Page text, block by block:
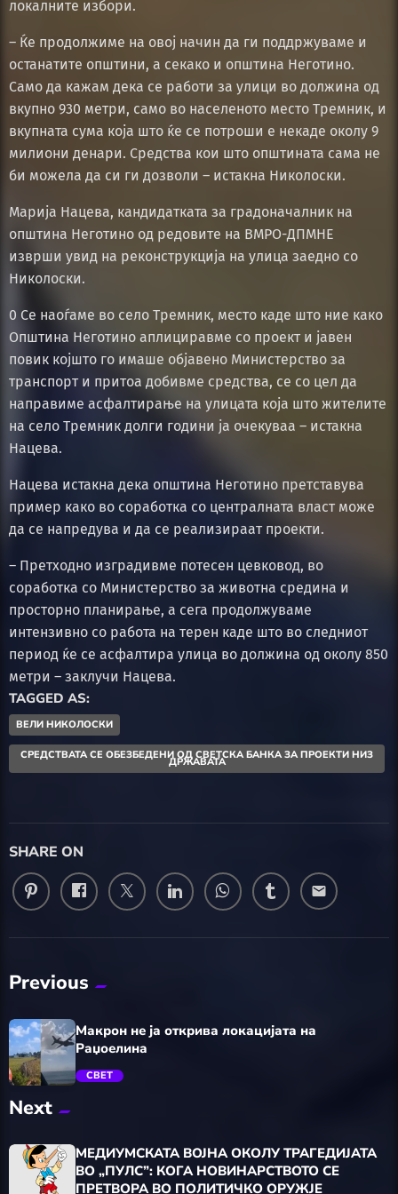
локалните избори.
– Ќе продолжиме на овој начин да ги поддржуваме и
останатите општини, а секако и општина Неготино.
Само да кажам дека се работи за улици во должина од
вкупно 930 метри, само во населеното место Тремник, и
вкупната сума која што ќе се потроши е некаде околу 9
милиони денари. Средства кои што општината сама не
би можела да си ги дозволи – истакна Николоски.
Марија Нацева, кандидатката за градоначалник на
општина Неготино од редовите на ВМРО-ДПМНЕ
изврши увид на реконструкција на улица заедно со
Николоски.
0 Се наоѓаме во село Тремник, место каде што ние како
Општина Неготино аплициравме со проект и јавен
повик којшто го имаше објавено Министерство за
транспорт и притоа добивме средства, се со цел да
направиме асфалтирање на улицата која што жителите
на село Тремник долги години ја очекуваа – истакна
Нацева.
Нацева истакна дека општина Неготино претставува
пример како во соработка со централната власт може
да се напредува и да се реализираат проекти.
– Претходно изградивме потесен цевковод, во
соработка со Министерство за животна средина и
просторно планирање, а сега продолжуваме
интензивно со работа на терен каде што во следниот
период ќе се асфалтира улица во должина од околу 850
метри – заклучи Нацева.
TAGGED AS:
ВЕЛИ НИКОЛОСКИ
СРЕДСТВАТА СЕ ОБЕЗБЕДЕНИ ОД СВЕТСКА БАНКА ЗА ПРОЕКТИ НИЗ
ДРЖАВАТА
SHARE ON
email
Previous
Макрон не ја открива локацијата на
Раџоелина
СВЕТ
Next
МЕДИУМСКАТА ВОЈНА ОКОЛУ ТРАГЕДИЈАТА
ВО „ПУЛС”: КОГА НОВИНАРСТВОТО СЕ
ПРЕТВОРА ВО ПОЛИТИЧКО ОРУЖЈЕ